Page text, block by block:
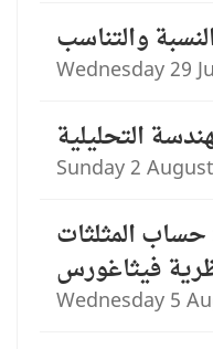
والتناسب
Wednesday 29
التحليلية
Sunday 2
المثلثات
فيثاغورس
Wednesday 5